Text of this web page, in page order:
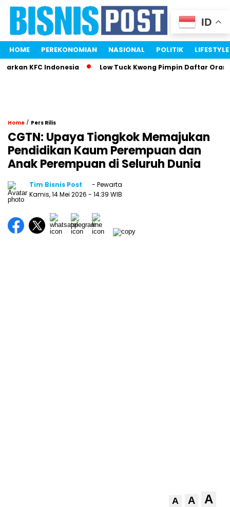
HOME PEREKONOMIAN NASIONAL POLITIK LIFESTYLE
KFC Indonesia Low Tuck Kwong Pimpin Daftar Orang
Home / Pers Rilis
CGTN: Upaya Tiongkok Memajukan
Pendidikan Kaum Perempuan dan
Anak Perempuan di Seluruh Dunia
Tim Bisnis Post
- Pewarta
Kamis, 14 Mei 2026 - 14:39 WIB
A A A
ID